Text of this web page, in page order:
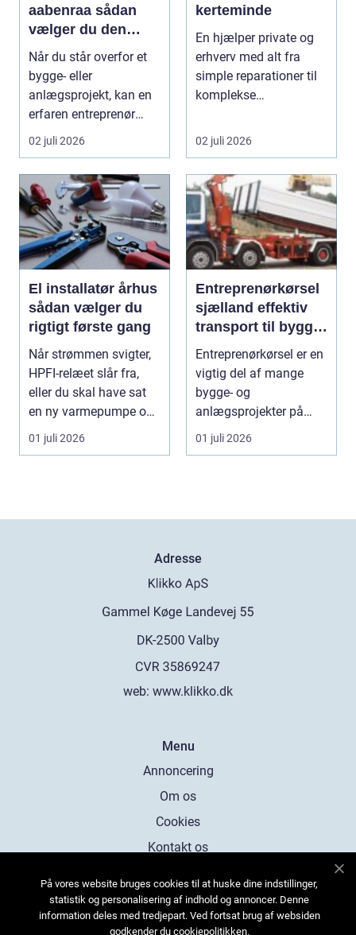
aabenraa sådan
vælger du den
rette til dit projekt
Når du står overfor et
bygge- eller
anlægsprojekt, kan en
erfaren entreprenør
Aabenraa være
forskell...
02 juli 2026
kerteminde
En hjælper private og
erhverv med alt fra
simple reparationer til
komplekse
02 juli 2026
El installatør århus
sådan vælger du
rigtigt første gang
Når strømmen svigter,
HPFI-relæet slår fra,
eller du skal have sat
en ny varmepumpe op,
er en profes...
01 juli 2026
Entreprenørkørsel
sjælland effektiv
transport til bygge-
og anlægsopgaver
Entreprenørkørsel er en
vigtig del af mange
bygge- og
anlægsprojekter på
Sjælland. Når jord skal
fly...
01 juli 2026
Adresse
web: www.klikko.dk
Menu
Annoncering
Om os
Cookies
Kontakt os
På vores website bruges cookies til at huske dine indstillinger,
statistik og personalisering af indhold og annoncer. Denne
information deles med tredjepart. Ved fortsat brug af websiden
godkender du cookiepolitikken.